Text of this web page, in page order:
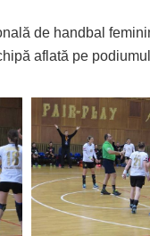
de handbal
aflată pe